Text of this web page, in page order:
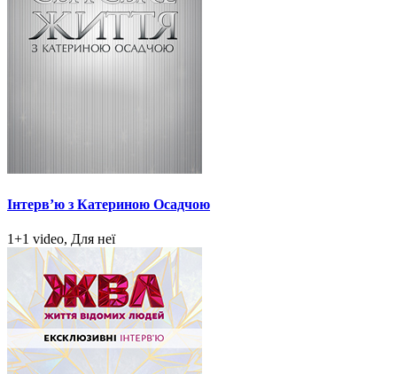
Інтерв’ю з Катериною Осадчою
1+1 video, Для неї